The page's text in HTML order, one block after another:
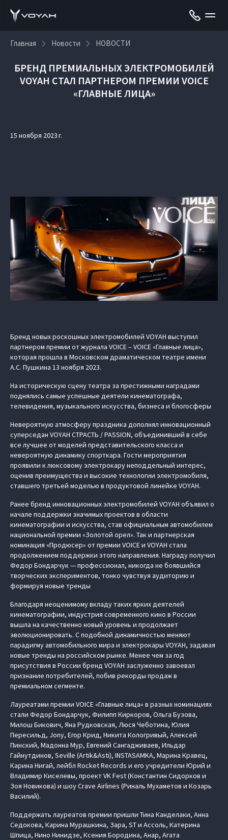
Главная Новости НОВОСТИ
БРЕНД ПРЕМИАЛЬНЫХ ЭЛЕКТРОМОБИЛЕЙ
VOYAH СТАЛ ПАРТНЕРОМ ПРЕМИИ VOICE
«ГЛАВНЫЕ ЛИЦА»
15 ноября 2023 г.
Бренд новых роскошных электромобилей VOYAH выступил
партнером премии от журнала VOICE – VOICE «Главные лица»,
которая прошла в Московском драматическом театре имени
А.С. Пушкина 13 ноября 2023.
На историческую сцену театра за престижными наградами
поднялись самые успешные деятели кинематографа,
телевидения, музыкального искусства, бизнеса и блогосферы
Невероятную атмосферу праздника дополнял инновационный
суперседан VOYAH СТРАСТЬ / PASSION, объединивший в себе
все лучшее от моделей представительского класса и
невероятную динамику спорткара. Гости мероприятия
проявили к люксовому электрокару неподдельный интерес,
оценив преимущества и высокие технологии электромобиля,
ставшего третьей моделью в продуктовой линейке VOYAH.
Ранее бренд инновационных электромобилей VOYAH объявил о
начале поддержки значимых проектов в области
кинематографии и искусства, став официальным автомобилем
национальной премии «Золотой орел». Так и партнерская
номинация «Продюсер» от премии VOICE и VOYAH стала
продолжением поддержки этого направления. Награду получил
Федор Бондарчук — профессионал, никогда не боявшийся
творческих экспериментов, тонко чувствуя аудиторию и
формируя новые тренды
Благодаря неоценимому вкладу таких ярких деятелей
кинематографии, индустрия современного кино в России
вышла на качественно новый уровень и продолжает
эволюционировать. С подобной динамичностью меняют
парадигму автомобильного мира и электрокары VOYAH, задавая
новые тренды на российском рынке. Менее чем за год
присутствия в России бренд VOYAH заслуженно завоевал
признание потребителей, побив рекорды продаж в
премиальном сегменте.
Лауреатами премии VOICE «Главные лица» в разных номинациях
стали Федор Бондарчук, Филипп Киркоров, Ольга Бузова,
Милош Бикович, Яна Рудковская, Люся Чеботина, Юлия
Пересильд, Jony, Егор Крид, Никита Кологривый, Алексей
Пинский, Мадонна Мур, Евгений Сангадживаев, Ильдар
Гайнутдинов, Seville (Artik&Asti), INSTASAMKA, Марина Кравец,
Карина Нигай, лейбл Rocket Records и его учредители Юрий и
Владимир Киселевы, проект VK Fest (Константин Сидорков и
Зоя Новикова) и шоу Crave Airlines (Риналь Мухаметов и Козарь
Василий).
Поддержать лауреатов премии пришли Тина Канделаки, Анна
Седокова, Карина Мурашкина, Зара, ST и Ассоль, Катерина
Шпица, Нино Нинидзе, Ксения Бородина, Анар, Агата